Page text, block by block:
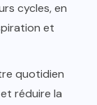
cycles, en
et
quotidien
réduire la